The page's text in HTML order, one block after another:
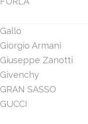
Gallo
Giorgio Armani
Giuseppe Zanotti
Givenchy
GRAN SASSO
GUCCI